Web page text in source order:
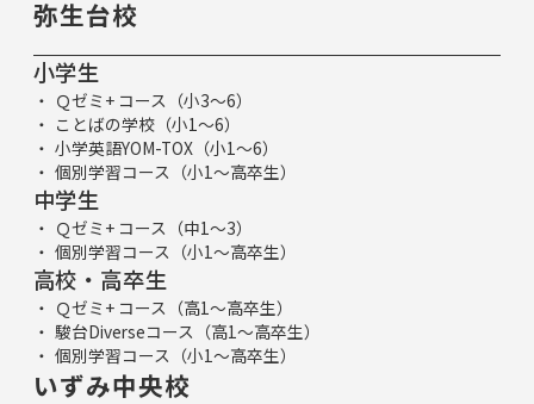
弥生台校
小学生
Ｑゼミ+ コース（小3～6）
ことばの学校（小1～6）
小学英語YOM-TOX（小1～6）
個別学習コース（小1～高卒生）
中学生
Ｑゼミ+ コース（中1～3）
個別学習コース（小1～高卒生）
高校・高卒生
Ｑゼミ+ コース（高1～高卒生）
駿台Diverseコース（高1～高卒生）
個別学習コース（小1～高卒生）
いずみ中央校